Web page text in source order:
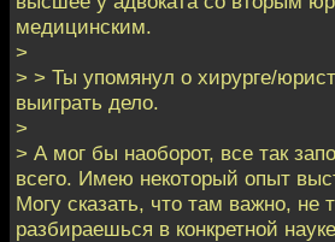
медицинским.
>
> > Ты упомянул о хирурге/
выиграть дело.
>
> А мог бы наоборот, все так
всего. Имею некоторый опыт
Могу сказать, что там важно, не
разбираешься в конкретной